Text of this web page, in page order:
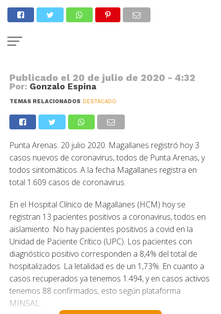
COVID
Covid-19: Magallanes registra 3
casos nuevos
Publicado el 20 de julio de 2020 - 4:32
Por: Gonzalo Espina
TEMAS RELACIONADOS DESTACADO
Punta Arenas. 20 julio 2020. Magallanes registró hoy 3
casos nuevos de coronavirus, todos de Punta Arenas, y
todos sintomáticos. A la fecha Magallanes registra en
total 1.609 casos de coronavirus.
En el Hospital Clínico de Magallanes (HCM) hoy se
registran 13 pacientes positivos a coronavirus, todos en
aislamiento. No hay pacientes positivos a covid en la
Unidad de Paciente Crítico (UPC). Los pacientes con
diagnóstico positivo corresponden a 8,4% del total de
hospitalizados. La letalidad es de un 1,73%. En cuanto a
casos recuperados ya tenemos 1.494, y en casos activos
tenemos 88 confirmados, esto según plataforma
MINSAL.